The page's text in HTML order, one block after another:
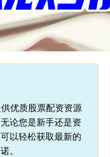
优质股票配资资源
论您是新手还是资
以轻松获取最新的
。